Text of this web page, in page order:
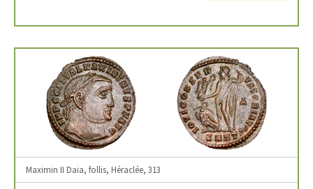
Maximin II Daia, follis, Héraclée, 313